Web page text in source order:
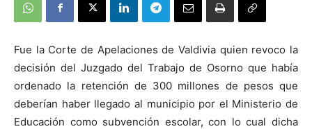
Fue la Corte de Apelaciones de Valdivia quien revoco la
decisión del Juzgado del Trabajo de Osorno que había
ordenado la retención de 300 millones de pesos que
deberían haber llegado al municipio por el Ministerio de
Educación como subvención escolar, con lo cual dicha